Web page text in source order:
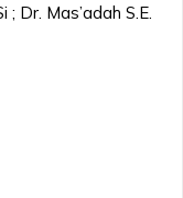
; Dr. Mas’adah S.E.